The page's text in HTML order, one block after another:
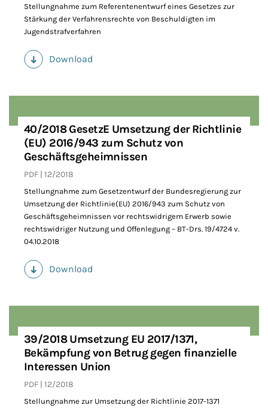
Stellungnahme zum Referentenentwurf eines Gesetzes zur
Stärkung der Verfahrensrechte von Beschuldigten im
Jugendstrafverfahren
Download
(PDF)
40/2018 GesetzE Umsetzung der Richtlinie
(EU) 2016/943 zum Schutz von
Geschäftsgeheimnissen
PDF 12/2018
Stellungnahme zum Gesetzentwurf der Bundesregierung zur
Umsetzung der Richtlinie(EU) 2016/943 zum Schutz von
Geschäftsgeheimnissen vor rechtswidrigem Erwerb sowie
rechtswidriger Nutzung und Offenlegung – BT-Drs. 19/4724 v.
04.10.2018
Download
(PDF)
39/2018 Umsetzung EU 2017/1371,
Bekämpfung von Betrug gegen finanzielle
Interessen Union
PDF 12/2018
Stellungnahme zur Umsetzung der Richtlinie 2017-1371